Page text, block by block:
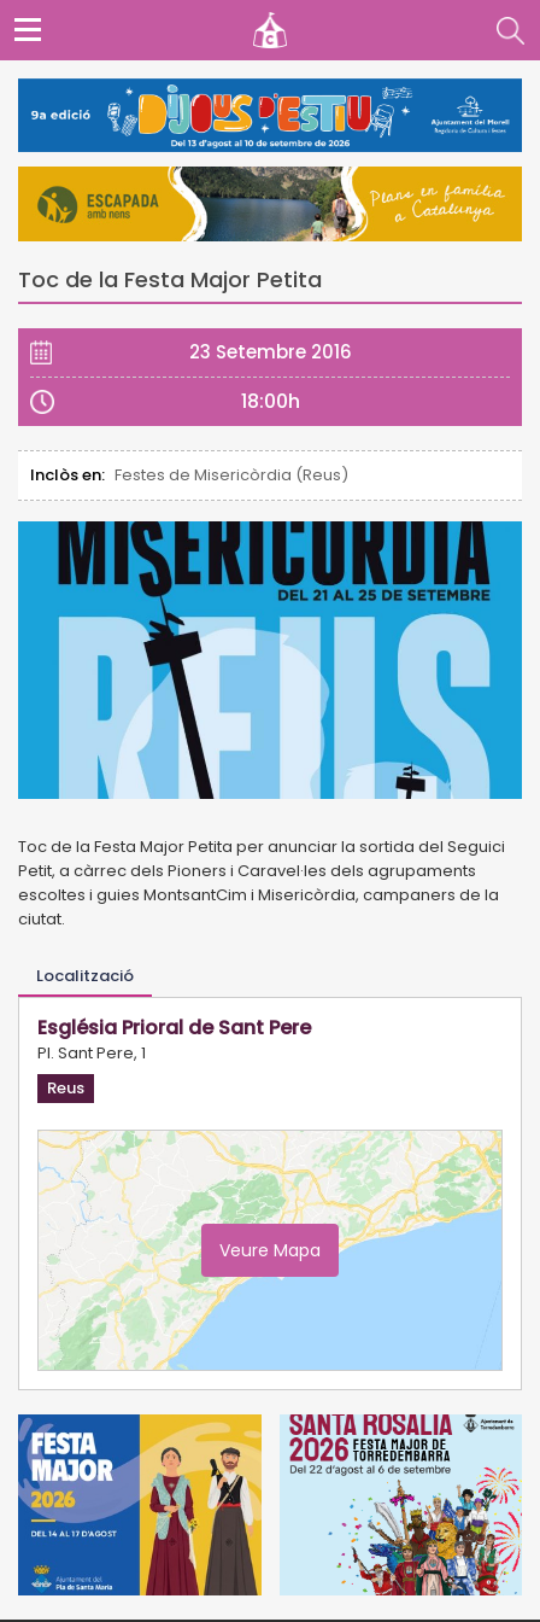
Toc de la Festa Major Petita
23 Setembre 2016
18:00h
Inclòs en: Festes de Misericòrdia (Reus)
Toc de la Festa Major Petita per anunciar la sortida del Seguici
Petit, a càrrec dels Pioners i Caravel·les dels agrupaments
escoltes i guies MontsantCim i Misericòrdia, campaners de la
ciutat.
Localització
Església Prioral de Sant Pere
Pl. Sant Pere, 1
Reus
Veure Mapa